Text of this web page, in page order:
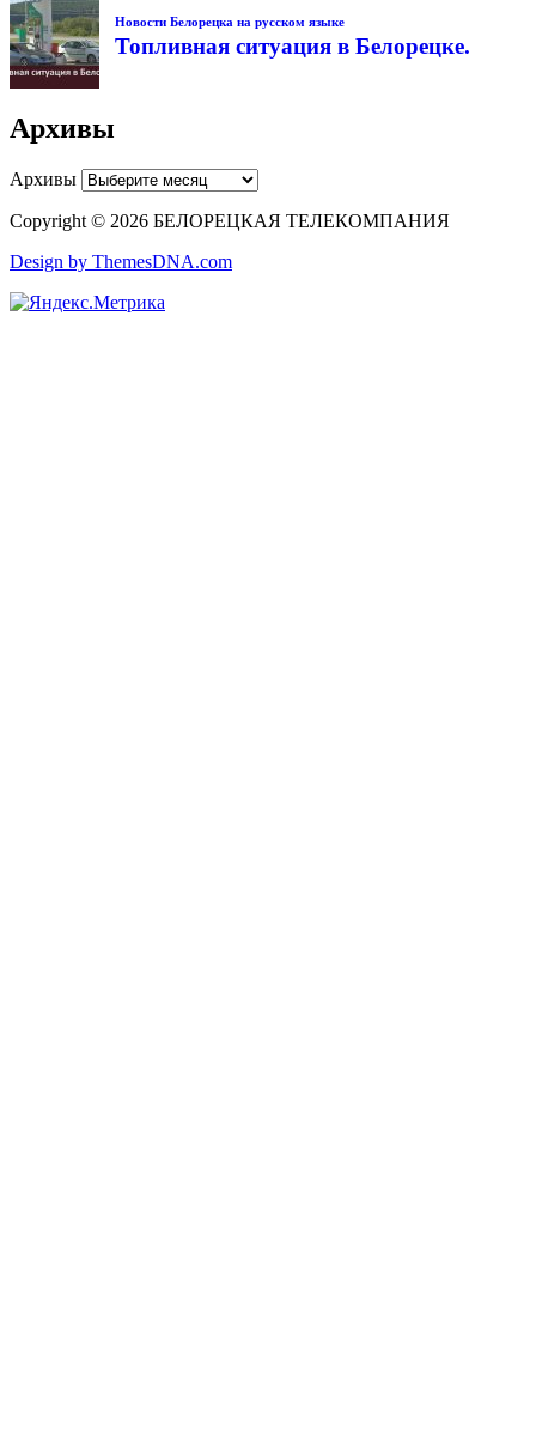
Новости Белорецка на русском языке
Топливная ситуация в Белорецке.
Архивы
Архивы
Copyright © 2026 БЕЛОРЕЦКАЯ ТЕЛЕКОМПАНИЯ
Design by ThemesDNA.com